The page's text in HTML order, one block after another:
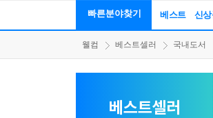
빠른분야찾기 베스트 신상
웰컴 베스트셀러 국내도서
베스트셀러